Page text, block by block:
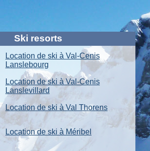
Ski resorts
Location de ski à Val-Cenis
Lanslebourg
Location de ski à Val-Cenis
Lanslevillard
Location de ski à Val Thorens
Location de ski à Méribel